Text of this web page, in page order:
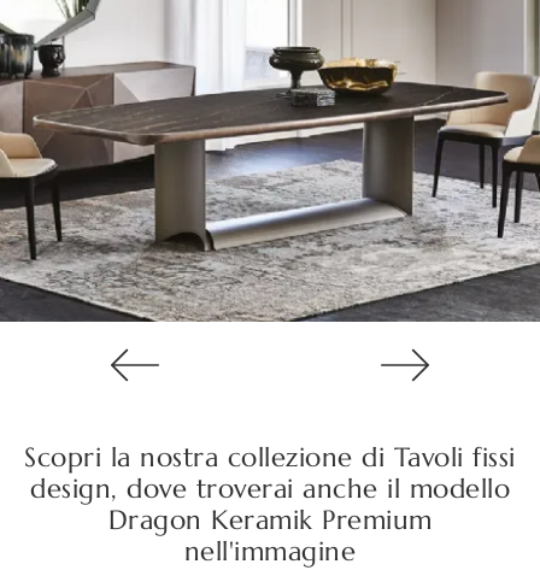
Scopri la nostra collezione di Tavoli fissi
design, dove troverai anche il modello
Dragon Keramik Premium
nell'immagine